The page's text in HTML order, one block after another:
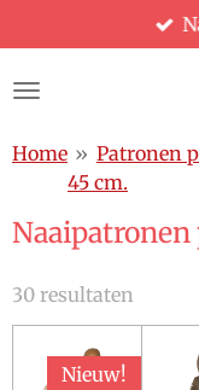
direct
naar
Home » Patronen
45 cm.
30 resultaten
Nieuw!